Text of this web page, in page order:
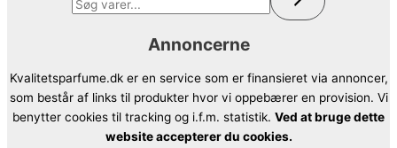
Annoncerne
Kvalitetsparfume.dk er en service som er finansieret via annoncer,
som består af links til produkter hvor vi oppebærer en provision. Vi
benytter cookies til tracking og i.f.m. statistik. Ved at bruge dette
website accepterer du cookies.